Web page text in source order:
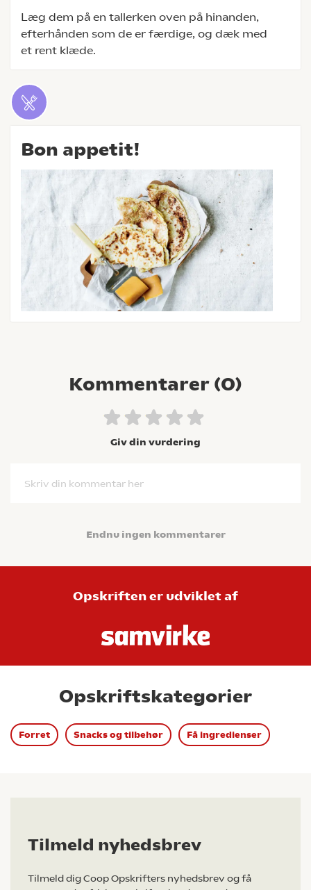
Læg dem på en tallerken oven på hinanden,
efterhånden som de er færdige, og dæk med
et rent klæde.
Bon appetit!
Kommentarer (0)
Giv din vurdering
Skriv din kommentar her
Endnu ingen kommentarer
Opskriften er udviklet af
Opskriftskategorier
Forret Snacks og tilbehør Få ingredienser
Tilmeld nyhedsbrev
Tilmeld dig Coop Opskrifters nyhedsbrev og få